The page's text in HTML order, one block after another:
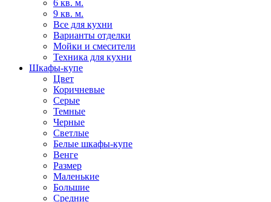
6 кв. м.
9 кв. м.
Все для кухни
Варианты отделки
Мойки и смесители
Техника для кухни
Шкафы-купе
Цвет
Коричневые
Серые
Темные
Черные
Светлые
Белые шкафы-купе
Венге
Размер
Маленькие
Большие
Средние